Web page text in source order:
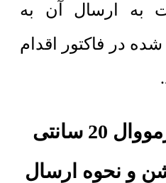
به ارسال آن به
در فاکتور اقدام
شرایط خرید ترمووال 20 سانتی
و نحوه ارسال